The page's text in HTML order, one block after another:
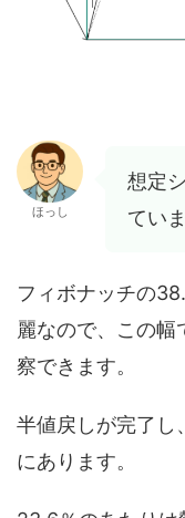
ほっし
想定
てい
フィボナッチの
麗なので、この幅
察できます。
半値戻しが完了し
にあります。